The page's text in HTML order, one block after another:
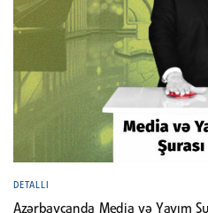
DETALLI
Azərbaycanda Media və Yayım